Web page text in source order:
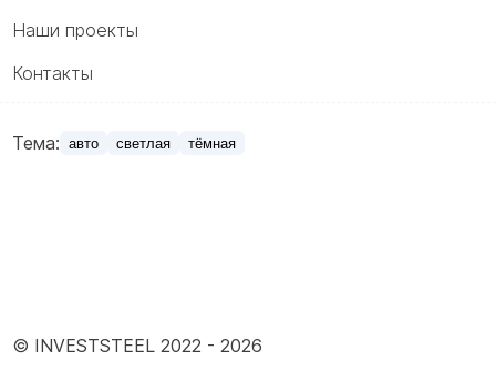
Наши проекты
Контакты
Тема: авто светлая тёмная
© INVESTSTEEL 2022 -2026